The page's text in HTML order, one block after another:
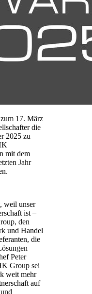
17. März
die
2025 zu
mit dem
Jahr
weil unser
ist –
den
und Handel
die
Peter
Group sei
weit mehr
auf